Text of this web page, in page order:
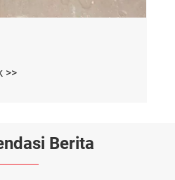
Berita